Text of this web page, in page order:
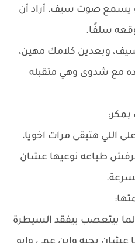
يسمع صوت سيف، أراد أن
سلفًا.
وبعدين كلامك مهين،
مع شدوى وهي متقبله
بمكر:
اللي هتبقى مرات اخويا،
طباعه نوعيها عشان
بيتعصب بيفقد السيطرة